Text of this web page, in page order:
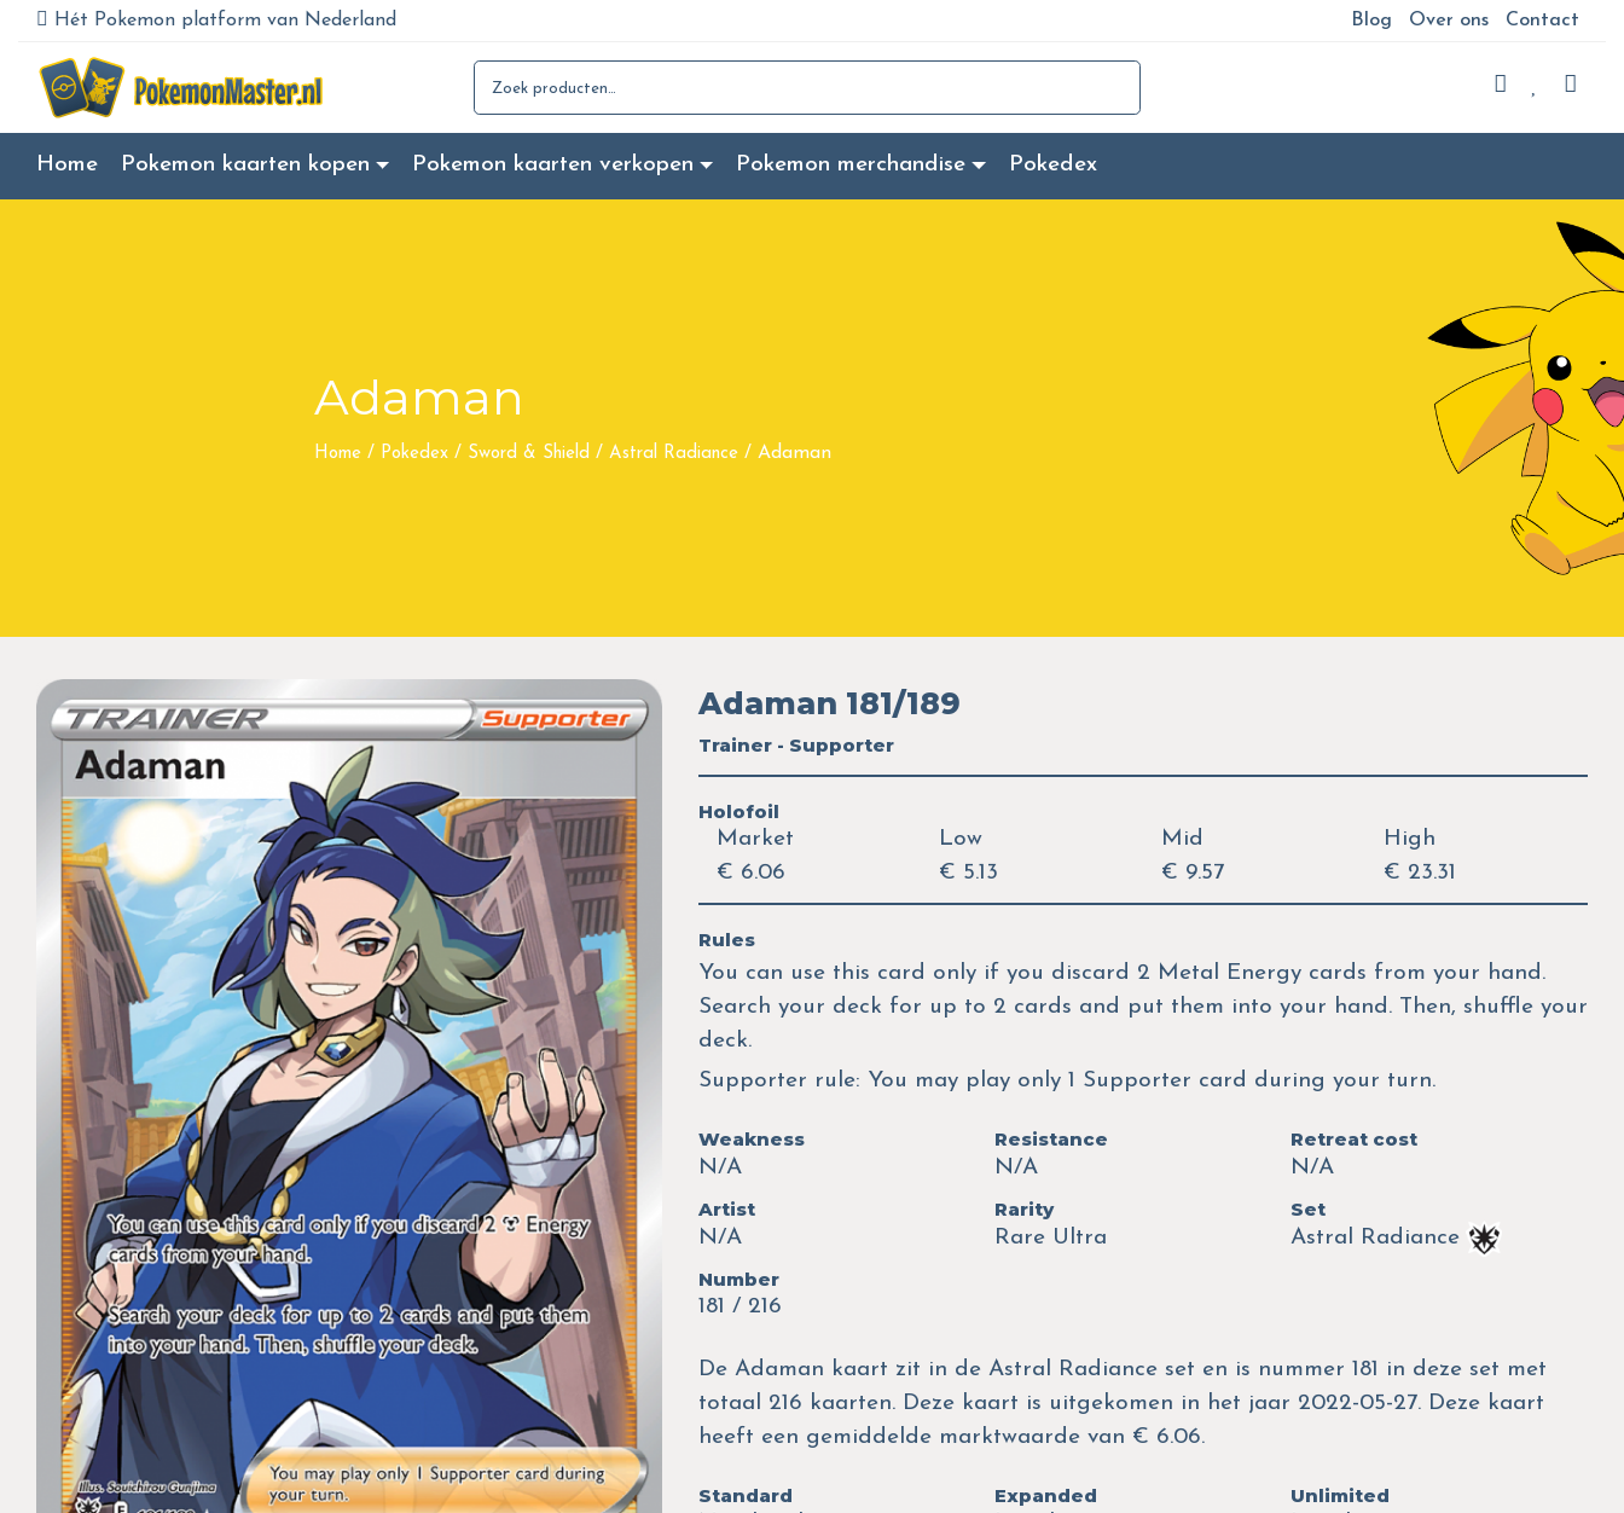
Hét Pokemon platform van Nederland Blog Over ons Contact
Search for:
Home Pokemon kaarten kopen Pokemon kaarten verkopen Pokemon merchandise Pokedex
Adaman
Home / Pokedex / Sword & Shield / Astral Radiance / Adaman
Adaman 181/189
Trainer - Supporter
Holofoil
Market
€ 6.06
Low
€ 5.13
Mid
€ 9.57
High
€ 23.31
Rules
You can use this card only if you discard 2 Metal Energy cards from your hand.
Search your deck for up to 2 cards and put them into your hand. Then, shuffle your
deck.
Supporter rule: You may play only 1 Supporter card during your turn.
Weakness
N/A
Resistance
N/A
Retreat cost
N/A
Artist
N/A
Rarity
Rare Ultra
Set
Astral Radiance
Number
181 / 216
De Adaman kaart zit in de Astral Radiance set en is nummer 181 in deze set met
totaal 216 kaarten. Deze kaart is uitgekomen in het jaar 2022-05-27. Deze kaart
heeft een gemiddelde marktwaarde van € 6.06.
Standard
Expanded
Unlimited